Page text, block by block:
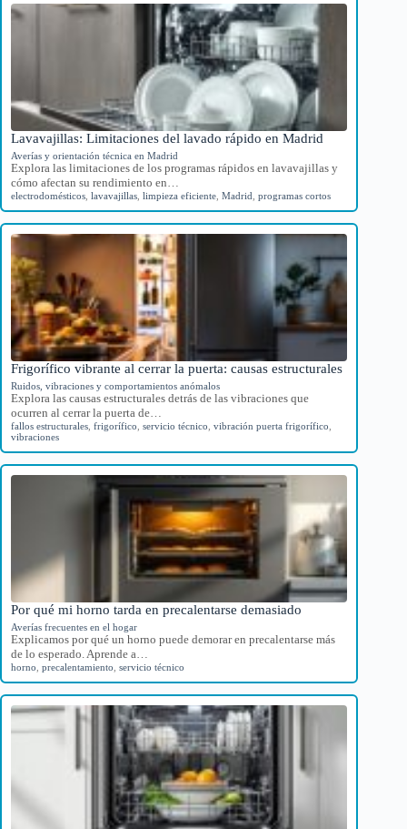
Lavavajillas: Limitaciones del lavado rápido en Madrid
Averías y orientación técnica en Madrid
Explora las limitaciones de los programas rápidos en lavavajillas y
cómo afectan su rendimiento en…
electrodomésticos lavavajillas limpieza eficiente Madrid programas cortos
Frigorífico vibrante al cerrar la puerta: causas estructurales
Ruidos, vibraciones y comportamientos anómalos
Explora las causas estructurales detrás de las vibraciones que
ocurren al cerrar la puerta de…
fallos estructurales frigorífico servicio técnico vibración puerta frigorífico
vibraciones
Por qué mi horno tarda en precalentarse demasiado
Averías frecuentes en el hogar
Explicamos por qué un horno puede demorar en precalentarse más
de lo esperado. Aprende a…
horno precalentamiento servicio técnico